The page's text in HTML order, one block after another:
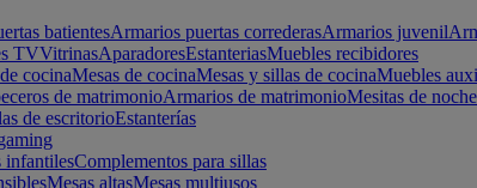
batientesArmarios puertas correderasArmarios juvenil
TVVitrinasAparadoresEstanteriasMuebles recibidores
cocinaMesas de cocinaMesas y sillas de cocinaMuebles
de matrimonioArmarios de matrimonioMesitas de noche
de escritorioEstanterías
infantilesComplementos para sillas
Mesas altasMesas multiusos